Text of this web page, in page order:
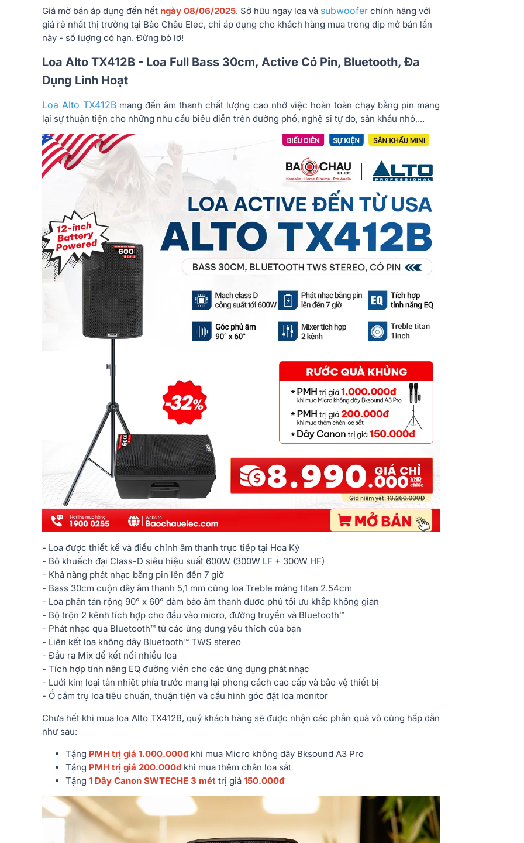
Giá mở bán áp dụng đến hết ngày 08/06/2025. Sở hữu ngay loa và subwoofer chính hãng với
giá rẻ nhất thị trường tại Bảo Châu Elec, chỉ áp dụng cho khách hàng mua trong dịp mở bán lần
này - số lượng có hạn. Đừng bỏ lỡ!
Loa Alto TX412B - Loa Full Bass 30cm, Active Có Pin, Bluetooth, Đa
Dụng Linh Hoạt
Loa Alto TX412B mang đến âm thanh chất lượng cao nhờ việc hoàn toàn chạy bằng pin mang
lại sự thuận tiện cho những nhu cầu biểu diễn trên đường phố, nghệ sĩ tự do, sân khấu nhỏ,...
- Loa được thiết kế và điều chỉnh âm thanh trực tiếp tại Hoa Kỳ
- Bộ khuếch đại Class-D siêu hiệu suất 600W (300W LF + 300W HF)
- Khả năng phát nhạc bằng pin lên đến 7 giờ
- Bass 30cm cuộn dây âm thanh 5,1 mm cùng loa Treble màng titan 2.54cm
- Loa phân tán rộng 90° x 60° đảm bảo âm thanh được phủ tối ưu khắp không gian
- Bộ trộn 2 kênh tích hợp cho đầu vào micro, đường truyền và Bluetooth™
- Phát nhạc qua Bluetooth™ từ các ứng dụng yêu thích của bạn
- Liên kết loa không dây Bluetooth™ TWS stereo
- Đầu ra Mix để kết nối nhiều loa
- Tích hợp tính năng EQ đường viền cho các ứng dụng phát nhạc
- Lưới kim loại tản nhiệt phía trước mang lại phong cách cao cấp và bảo vệ thiết bị
- Ổ cắm trụ loa tiêu chuẩn, thuận tiện và cấu hình góc đặt loa monitor
Chưa hết khi mua loa Alto TX412B, quý khách hàng sẽ được nhận các phần quà vô cùng hấp dẫn
như sau:
Tặng PMH trị giá 1.000.000đkhi mua Micro không dây Bksound A3 Pro
Tặng PMH trị giá 200.000đkhi mua thêm chân loa sắt
Tặng 1 Dây Canon SWTECHE 3 mét trị giá 150.000đ